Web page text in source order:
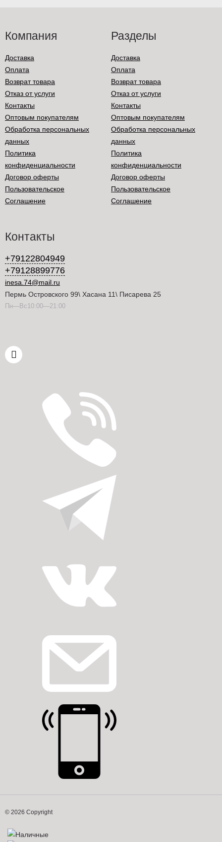
Компания
Доставка
Оплата
Возврат товара
Отказ от услуги
Контакты
Оптовым покупателям
Обработка персональных
данных
Политика
конфиденциальности
Договор оферты
Пользовательское
Соглашение
Разделы
Доставка
Оплата
Возврат товара
Отказ от услуги
Контакты
Оптовым покупателям
Обработка персональных
данных
Политика
конфиденциальности
Договор оферты
Пользовательское
Соглашение
Контакты
+79122804949
+79128899776
inesa.74@mail.ru
Пермь Островского 99\ Хасана 11\ Писарева 25
Пн—Вс10:00—21:00
© 2026 Copyright